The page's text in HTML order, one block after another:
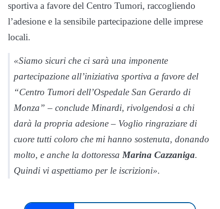
sportiva a favore del Centro Tumori, raccogliendo
l’adesione e la sensibile partecipazione delle imprese
locali.
«Siamo sicuri che ci sarà una imponente
partecipazione all’iniziativa sportiva a favore del
“Centro Tumori dell’Ospedale San Gerardo di
Monza” – conclude Minardi, rivolgendosi a chi
darà la propria adesione – Voglio ringraziare di
cuore tutti coloro che mi hanno sostenuta, donando
molto, e anche la dottoressa Marina Cazzaniga.
Quindi vi aspettiamo per le iscrizioni».